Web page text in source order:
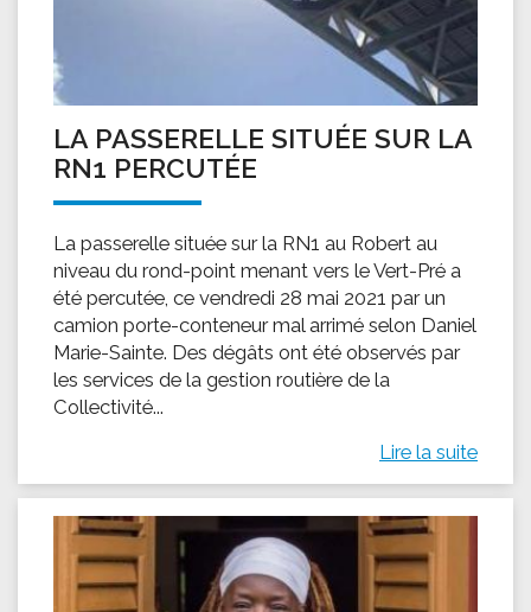
LA PASSERELLE SITUÉE SUR LA
RN1 PERCUTÉE
La passerelle située sur la RN1 au Robert au
niveau du rond-point menant vers le Vert-Pré a
été percutée, ce vendredi 28 mai 2021 par un
camion porte-conteneur mal arrimé selon Daniel
Marie-Sainte. Des dégâts ont été observés par
les services de la gestion routière de la
Collectivité...
Lire la suite